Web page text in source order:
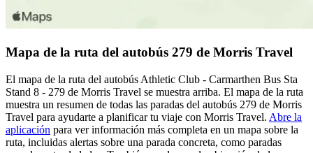
Mapa de la ruta del autobús 279 de Morris Travel
El mapa de la ruta del autobús Athletic Club - Carmarthen Bus Sta
Stand 8 - 279 de Morris Travel se muestra arriba. El mapa de la ruta
muestra un resumen de todas las paradas del autobús 279 de Morris
Travel para ayudarte a planificar tu viaje con Morris Travel. Abre la
aplicación para ver información más completa en un mapa sobre la
ruta, incluidas alertas sobre una parada concreta, como paradas